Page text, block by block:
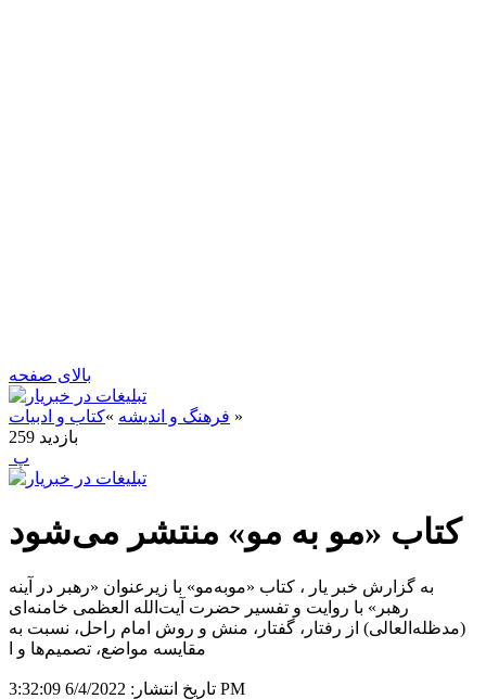
بالای صفحه
فرهنگ و اندیشه »کتاب و ادبیات
»
259 بازدید
‍ پ
کتاب «مو به مو» منتشر می‌شود
به گزارش خبر یار ، کتاب «موبه‌مو» با زیرعنوان «رهبر در آینه
رهبر» با روایت و تفسیر حضرت آیت‌الله العظمی خامنه‌ای
(مدظله‌العالی) از رفتار، گفتار، منش و روش امام راحل، نسبت به
مقایسه مواضع، تصمیم‌ها و ا
تاریخ انتشار: 6/4/2022 3:32:09 PM